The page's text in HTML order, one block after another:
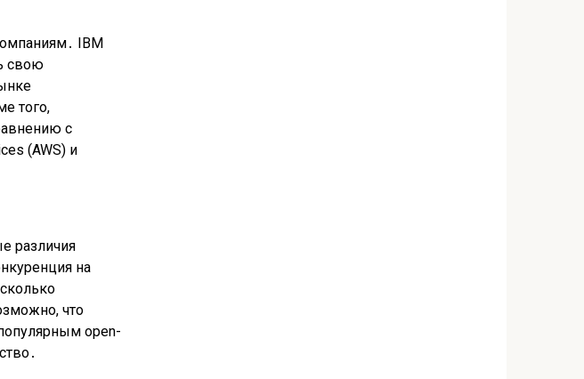
IBM
свою
того,
с
(AWS) и
различия
на
что
open-